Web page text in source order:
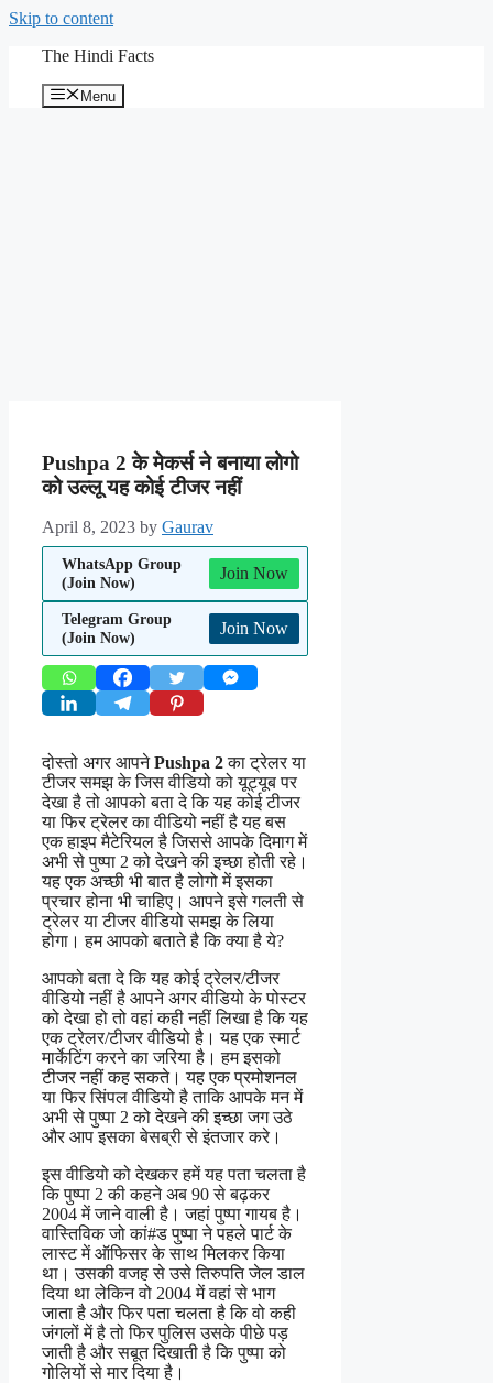
Skip to content
The Hindi Facts
Menu
Pushpa 2 के मेकर्स ने बनाया लोगो
को उल्लू यह कोई टीजर नहीं
April 8, 2023 by Gaurav
WhatsApp Group
(Join Now)
Join Now
Telegram Group
(Join Now)
Join Now
दोस्तो अगर आपनेPushpa 2का ट्रेलर या
टीजर समझ के जिस वीडियो को यूट्यूब पर
देखा है तो आपको बता दे कि यह कोई टीजर
या फिर ट्रेलर का वीडियो नहीं है यह बस
एक हाइप मैटेरियल है जिससे आपके दिमाग में
अभी से पुष्पा 2 को देखने की इच्छा होती रहे।
यह एक अच्छी भी बात है लोगो में इसका
प्रचार होना भी चाहिए। आपने इसे गलती से
ट्रेलर या टीजर वीडियो समझ के लिया
होगा। हम आपको बताते है कि क्या है ये?
आपको बता दे कि यह कोई ट्रेलर/टीजर
वीडियो नहीं है आपने अगर वीडियो के पोस्टर
को देखा हो तो वहां कही नहीं लिखा है कि यह
एक ट्रेलर/टीजर वीडियो है। यह एक स्मार्ट
मार्केटिंग करने का जरिया है। हम इसको
टीजर नहीं कह सकते। यह एक प्रमोशनल
या फिर सिंपल वीडियो है ताकि आपके मन में
अभी से पुष्पा 2 को देखने की इच्छा जग उठे
और आप इसका बेसब्री से इंतजार करे।
इस वीडियो को देखकर हमें यह पता चलता है
कि पुष्पा 2 की कहने अब 90 से बढ़कर
2004 में जाने वाली है। जहां पुष्पा गायब है।
वास्तिविक जो कां#ड पुष्पा ने पहले पार्ट के
लास्ट में ऑफिसर के साथ मिलकर किया
था। उसकी वजह से उसे तिरुपति जेल डाल
दिया था लेकिन वो 2004 में वहां से भाग
जाता है और फिर पता चलता है कि वो कही
जंगलों में है तो फिर पुलिस उसके पीछे पड़
जाती है और सबूत दिखाती है कि पुष्पा को
गोलियों से मार दिया है।